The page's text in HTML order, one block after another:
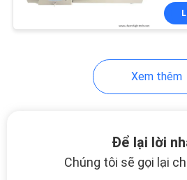
Phụ kiện
Xem thêm
Để lại lời
Chúng tôi sẽ gọi lại